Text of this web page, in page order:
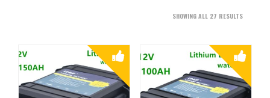
SHOWING ALL 27 RESULTS